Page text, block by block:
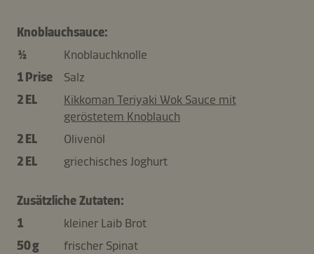
Knoblauchsauce:
½
Knoblauchknolle
1 Prise
Salz
2 EL
Kikkoman Teriyaki Wok Sauce mit
geröstetem Knoblauch
2 EL
Olivenöl
2 EL
griechisches Joghurt
Zusätzliche Zutaten:
1
kleiner Laib Brot
50 g
frischer Spinat